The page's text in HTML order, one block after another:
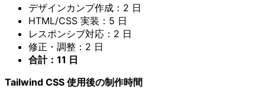
デザインカンプ作成：2 日
HTML/CSS 実装：5 日
レスポンシブ対応：2 日
修正・調整：2 日
合計：11 日
Tailwind CSS 使用後の制作時間